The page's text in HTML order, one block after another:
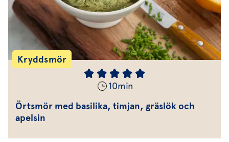
Kryddsmör
10min
Örtsmör med basilika, timjan, gräslök och
apelsin